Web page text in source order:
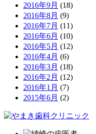
2016年9月 (18)
2016年8月 (9)
2016年7月 (11)
2016年6月 (10)
2016年5月 (12)
2016年4月 (6)
2016年3月 (18)
2016年2月 (12)
2016年1月 (7)
2015年6月 (2)